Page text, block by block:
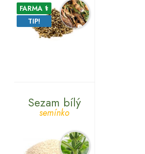
FARMA ⚕
TIP!
Sezam bílý
semínko